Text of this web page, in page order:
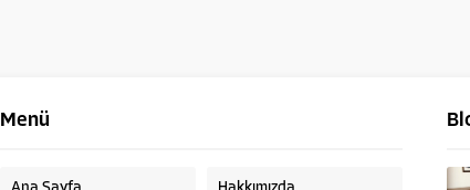
Menü